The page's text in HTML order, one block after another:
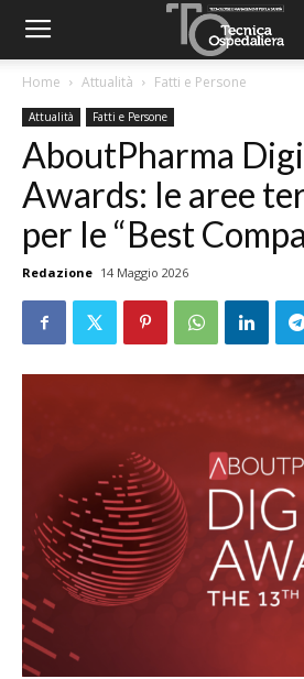
Home Attualità Fatti e Persone
Attualità Fatti e Persone
AboutPharma
Awards: le aree
per le “Best
Redazione 14 Maggio 2026